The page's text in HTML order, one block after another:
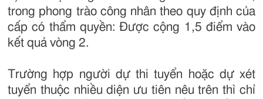
trong phong trào công nhân theo quy định của
cấp có thẩm quyền: Được cộng 1,5 điểm vào
kết quả vòng 2.
Trường hợp người dự thi tuyển hoặc dự xét
tuyển thuộc nhiều diện ưu tiên nêu trên thì chỉ